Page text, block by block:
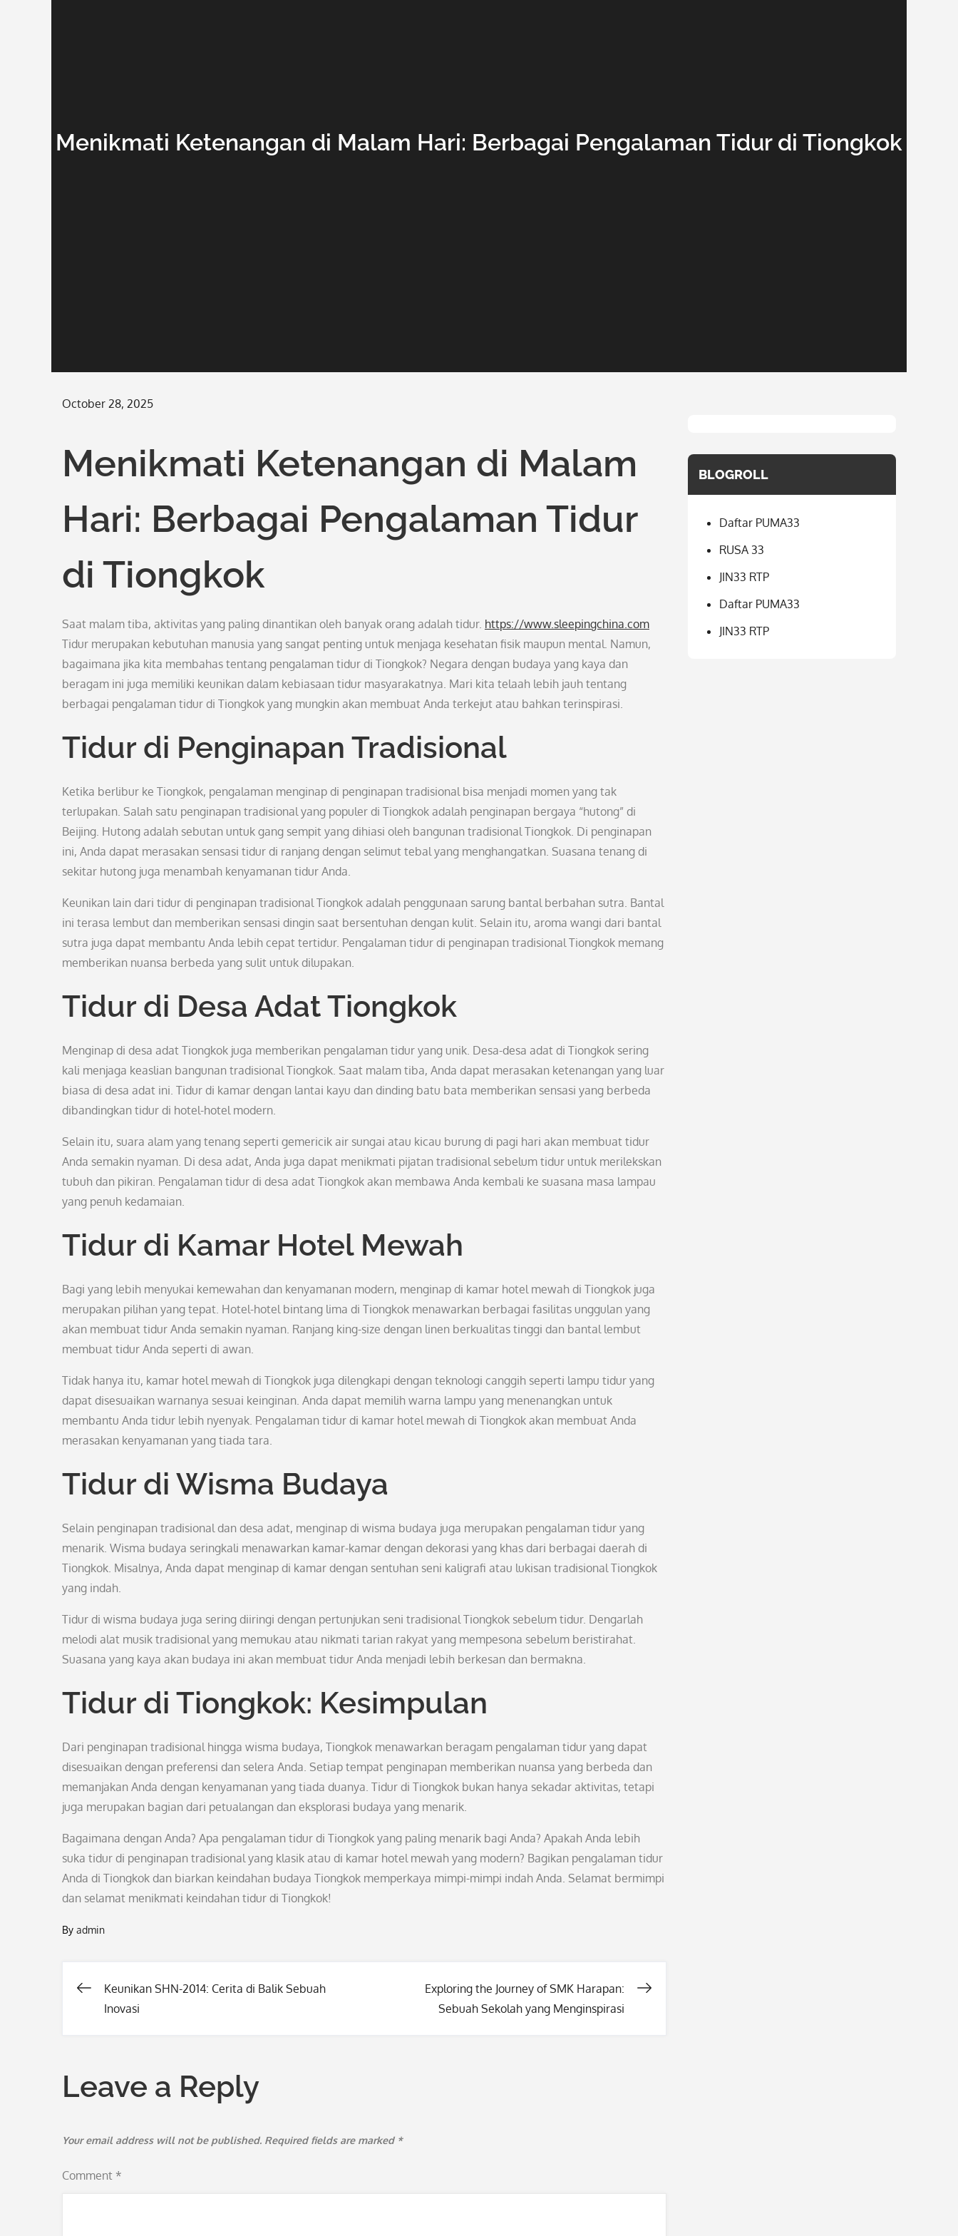
Menikmati Ketenangan di Malam Hari: Berbagai Pengalaman Tidur di Tiongkok
Posted
October 28, 2025
Menikmati Ketenangan di Malam
Hari: Berbagai Pengalaman Tidur
di Tiongkok
Saat malam tiba, aktivitas yang paling dinantikan oleh banyak orang adalah tidur. https://www.sleepingchina.com
Tidur merupakan kebutuhan manusia yang sangat penting untuk menjaga kesehatan fisik maupun mental. Namun,
bagaimana jika kita membahas tentang pengalaman tidur di Tiongkok? Negara dengan budaya yang kaya dan
beragam ini juga memiliki keunikan dalam kebiasaan tidur masyarakatnya. Mari kita telaah lebih jauh tentang
berbagai pengalaman tidur di Tiongkok yang mungkin akan membuat Anda terkejut atau bahkan terinspirasi.
Tidur di Penginapan Tradisional
Ketika berlibur ke Tiongkok, pengalaman menginap di penginapan tradisional bisa menjadi momen yang tak
terlupakan. Salah satu penginapan tradisional yang populer di Tiongkok adalah penginapan bergaya “hutong” di
Beijing. Hutong adalah sebutan untuk gang sempit yang dihiasi oleh bangunan tradisional Tiongkok. Di penginapan
ini, Anda dapat merasakan sensasi tidur di ranjang dengan selimut tebal yang menghangatkan. Suasana tenang di
sekitar hutong juga menambah kenyamanan tidur Anda.
Keunikan lain dari tidur di penginapan tradisional Tiongkok adalah penggunaan sarung bantal berbahan sutra. Bantal
ini terasa lembut dan memberikan sensasi dingin saat bersentuhan dengan kulit. Selain itu, aroma wangi dari bantal
sutra juga dapat membantu Anda lebih cepat tertidur. Pengalaman tidur di penginapan tradisional Tiongkok memang
memberikan nuansa berbeda yang sulit untuk dilupakan.
Tidur di Desa Adat Tiongkok
Menginap di desa adat Tiongkok juga memberikan pengalaman tidur yang unik. Desa-desa adat di Tiongkok sering
kali menjaga keaslian bangunan tradisional Tiongkok. Saat malam tiba, Anda dapat merasakan ketenangan yang luar
biasa di desa adat ini. Tidur di kamar dengan lantai kayu dan dinding batu bata memberikan sensasi yang berbeda
dibandingkan tidur di hotel-hotel modern.
Selain itu, suara alam yang tenang seperti gemericik air sungai atau kicau burung di pagi hari akan membuat tidur
Anda semakin nyaman. Di desa adat, Anda juga dapat menikmati pijatan tradisional sebelum tidur untuk merilekskan
tubuh dan pikiran. Pengalaman tidur di desa adat Tiongkok akan membawa Anda kembali ke suasana masa lampau
yang penuh kedamaian.
Tidur di Kamar Hotel Mewah
Bagi yang lebih menyukai kemewahan dan kenyamanan modern, menginap di kamar hotel mewah di Tiongkok juga
merupakan pilihan yang tepat. Hotel-hotel bintang lima di Tiongkok menawarkan berbagai fasilitas unggulan yang
akan membuat tidur Anda semakin nyaman. Ranjang king-size dengan linen berkualitas tinggi dan bantal lembut
membuat tidur Anda seperti di awan.
Tidak hanya itu, kamar hotel mewah di Tiongkok juga dilengkapi dengan teknologi canggih seperti lampu tidur yang
dapat disesuaikan warnanya sesuai keinginan. Anda dapat memilih warna lampu yang menenangkan untuk
membantu Anda tidur lebih nyenyak. Pengalaman tidur di kamar hotel mewah di Tiongkok akan membuat Anda
merasakan kenyamanan yang tiada tara.
Tidur di Wisma Budaya
Selain penginapan tradisional dan desa adat, menginap di wisma budaya juga merupakan pengalaman tidur yang
menarik. Wisma budaya seringkali menawarkan kamar-kamar dengan dekorasi yang khas dari berbagai daerah di
Tiongkok. Misalnya, Anda dapat menginap di kamar dengan sentuhan seni kaligrafi atau lukisan tradisional Tiongkok
yang indah.
Tidur di wisma budaya juga sering diiringi dengan pertunjukan seni tradisional Tiongkok sebelum tidur. Dengarlah
melodi alat musik tradisional yang memukau atau nikmati tarian rakyat yang mempesona sebelum beristirahat.
Suasana yang kaya akan budaya ini akan membuat tidur Anda menjadi lebih berkesan dan bermakna.
Tidur di Tiongkok: Kesimpulan
Dari penginapan tradisional hingga wisma budaya, Tiongkok menawarkan beragam pengalaman tidur yang dapat
disesuaikan dengan preferensi dan selera Anda. Setiap tempat penginapan memberikan nuansa yang berbeda dan
memanjakan Anda dengan kenyamanan yang tiada duanya. Tidur di Tiongkok bukan hanya sekadar aktivitas, tetapi
juga merupakan bagian dari petualangan dan eksplorasi budaya yang menarik.
Bagaimana dengan Anda? Apa pengalaman tidur di Tiongkok yang paling menarik bagi Anda? Apakah Anda lebih
suka tidur di penginapan tradisional yang klasik atau di kamar hotel mewah yang modern? Bagikan pengalaman tidur
Anda di Tiongkok dan biarkan keindahan budaya Tiongkok memperkaya mimpi-mimpi indah Anda. Selamat bermimpi
dan selamat menikmati keindahan tidur di Tiongkok!
By admin
Post
Keunikan SHN-2014: Cerita di Balik Sebuah
Inovasi
Exploring the Journey of SMK Harapan:
Sebuah Sekolah yang Menginspirasi
Leave a Reply
Your email address will not be published. Required fields are marked *
Comment *
BLOGROLL
Daftar PUMA33
RUSA 33
JIN33 RTP
Daftar PUMA33
JIN33 RTP